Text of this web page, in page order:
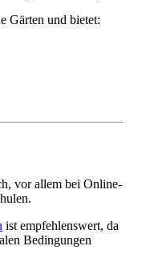
Gärten und bietet:
vor allem bei Online-
ist empfehlenswert, da
Bedingungen